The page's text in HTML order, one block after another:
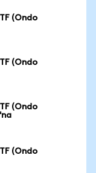
(Ondo
(Ondo
(Ondo
(Ondo